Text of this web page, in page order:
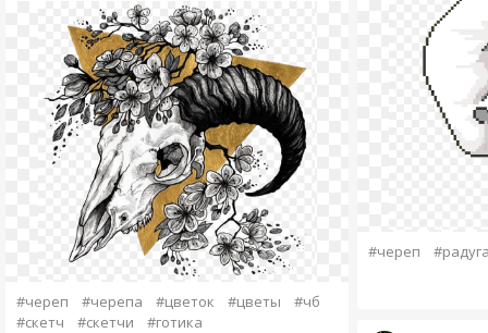
#череп #черепа #цветок #цветы
#чб
#скетч
#скетчи #готика
#череп